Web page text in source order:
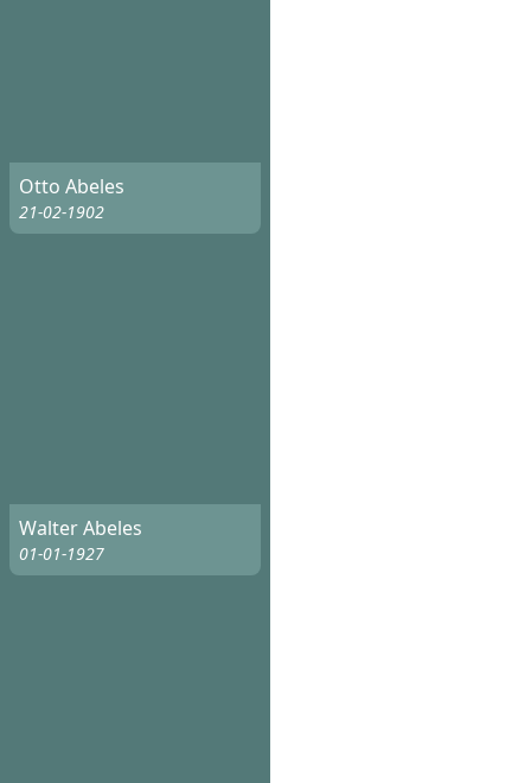
Otto Abeles
21-02-1902
Walter Abeles
01-01-1927